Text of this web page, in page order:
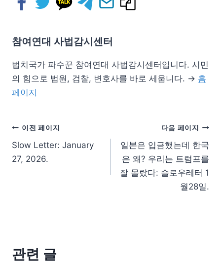
참여연대 사법감시센터
법치국가 파수꾼 참여연대 사법감시센터입니다. 시민
의 힘으로 법원, 검찰, 변호사를 바로 세웁니다. → 홈
페이지
이전 페이지
Slow Letter: January
27, 2026.
다음 페이지
일본은 입금했는데 한국
은 왜? 우리는 트럼프를
잘 몰랐다: 슬로우레터 1
월28일.
관련 글